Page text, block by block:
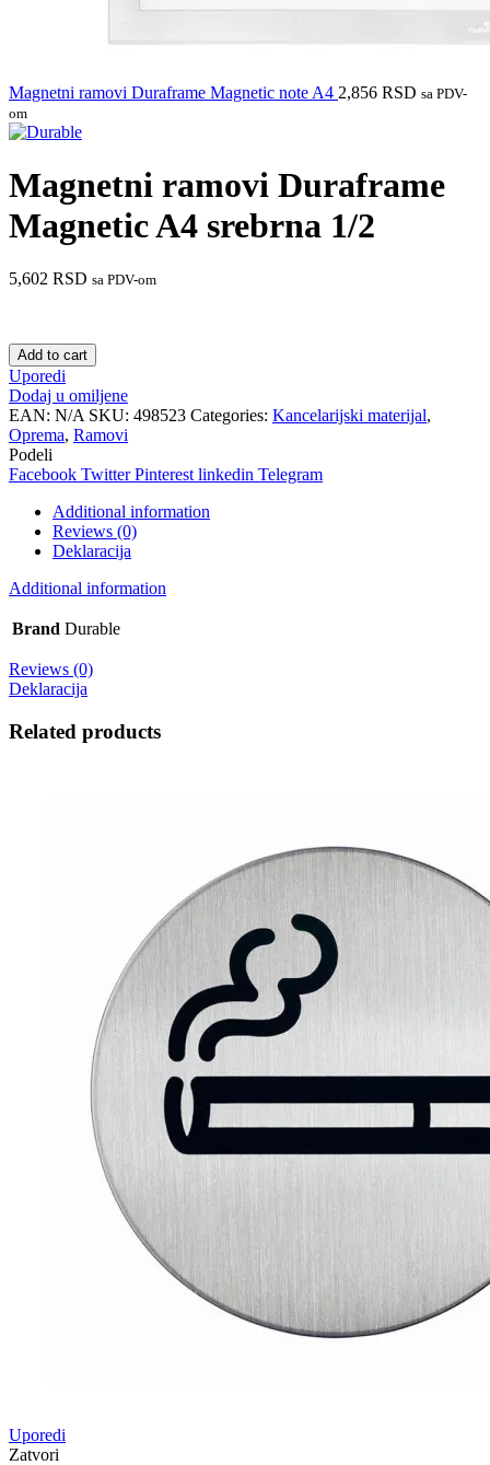
Magnetni ramovi Duraframe Magnetic note A4 2,856 RSD sa PDV-
om
Magnetni ramovi Duraframe
Magnetic A4 srebrna 1/2
5,602 RSD sa PDV-om
Add to cart
Uporedi
Dodaj u omiljene
EAN: N/A SKU: 498523 Categories: Kancelarijski materijal,
Oprema, Ramovi
Podeli
Facebook Twitter Pinterest linkedin Telegram
Additional information
Reviews (0)
Deklaracija
Additional information
Brand Durable
Reviews (0)
Deklaracija
Related products
Uporedi
Zatvori